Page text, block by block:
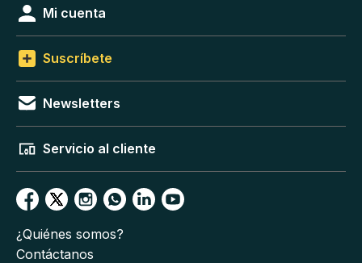
Mi cuenta
Suscríbete
Newsletters
Servicio al cliente
¿Quiénes somos?
Contáctanos